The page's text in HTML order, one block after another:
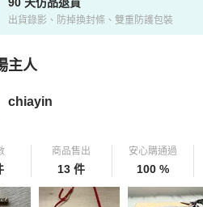
出貨錄影、防掉換封條、雙重防護包裝
主人
拍圈嚴選賣家
chiayin
商品售出
13 件
安心購通過
100 %